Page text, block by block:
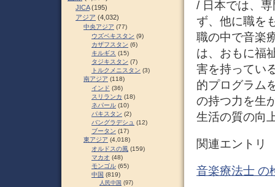
/ 日本では、
ず、他に職を
職の中で音楽
は、おもに福
害を持ってい
的プログラム
の持つ力を生
生活の質の向
関連エントリ
音楽療法士 の
JICA(195)
アジア (4,032)
中央アジア (77)
ウズベキスタン (9)
カザフスタン (6)
キルギス (15)
タジキスタン (7)
トルクメニスタン (3)
南アジア (118)
インド (36)
スリランカ (18)
ネパール (10)
パキスタン (2)
バングラデシュ (12)
ブータン (17)
東アジア (4,018)
オルドスの風 (159)
マカオ (48)
モンゴル (65)
中国 (819)
人民中国 (97)